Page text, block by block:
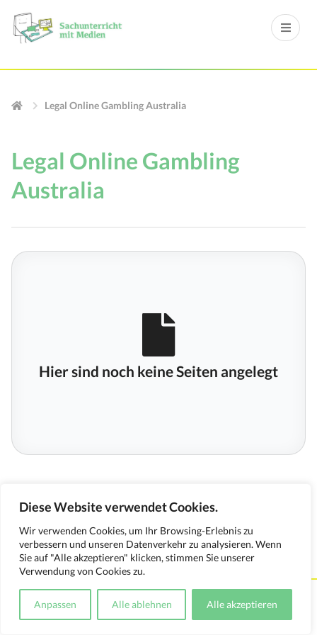
Diese Website verwendet Cookies.
Wir verwenden Cookies, um Ihr Browsing-Erlebnis zu
verbessern und unseren Datenverkehr zu analysieren. Wenn
Sie auf "Alle akzeptieren" klicken, stimmen Sie unserer
Verwendung von Cookies zu.
Anpassen Alle ablehnen Alle akzeptieren
Legal Online Gambling Australia
Legal Online Gambling
Australia
Hier sind noch keine Seiten angelegt
Kontakt Impressum Datenschutzerklärung
Medienverwendungsnachweis